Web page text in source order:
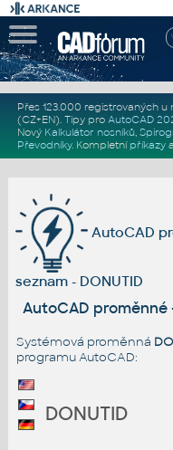
Přes 123.000 registrovaných u
(CZ+EN). Tipy pro AutoCAD
Nový Kalkulátor nosníků,
Převodníky. Kompletní příkazya
AutoCAD
seznam - DONUTID
AutoCAD proměnné
Systémová proměnná
programu AutoCAD:
DONUTID